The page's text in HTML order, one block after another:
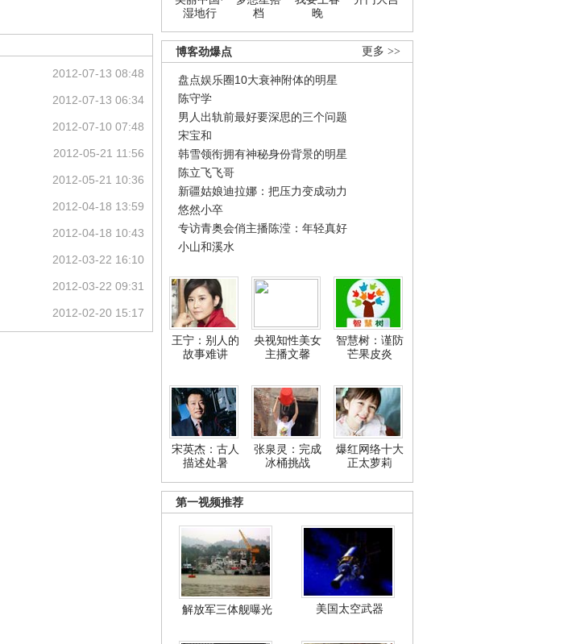
湿地行
档
晚
更多 >>
博客劲爆点
盘点娱乐圈10大衰神附体的明星
陈守学
男人出轨前最好要深思的三个问题
宋宝和
韩雪领衔拥有神秘身份背景的明星
陈立飞飞哥
新疆姑娘迪拉娜：把压力变成动力
悠然小卒
专访青奥会俏主播陈滢：年轻真好
小山和溪水
王宁：别人的
故事难讲
央视知性美女
主播文馨
智慧树：谨防
芒果皮炎
宋英杰：古人
描述处暑
张泉灵：完成
冰桶挑战
爆红网络十大
正太萝莉
第一视频推荐
解放军三体舰曝光 美国太空武器
2012-07-13 08:48
2012-07-13 06:34
2012-07-10 07:48
2012-05-21 11:56
2012-05-21 10:36
2012-04-18 13:59
2012-04-18 10:43
2012-03-22 16:10
2012-03-22 09:31
2012-02-20 15:17